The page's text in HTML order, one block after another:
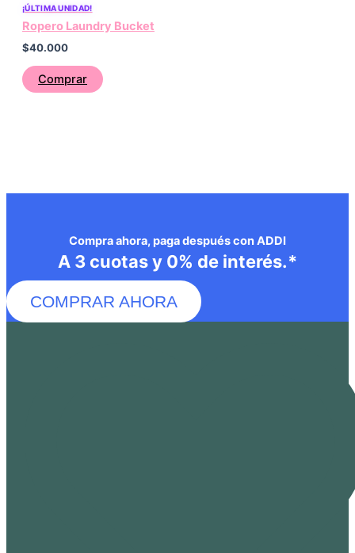
¡ÚLTIMA UNIDAD!
Ropero Laundry Bucket
$40.000
Comprar
Compra ahora, paga después con ADDI
A 3 cuotas y 0% de interés.*
COMPRAR AHORA